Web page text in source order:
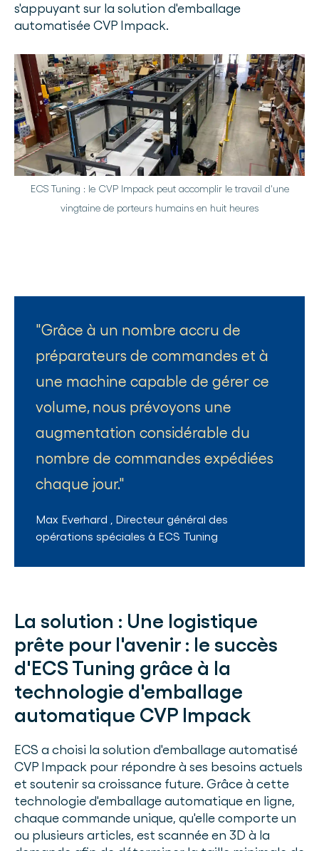
s'appuyant sur la solution d'emballage
automatisée CVP Impack.
ECS Tuning : le CVP Impack peut accomplir le travail d'une
vingtaine de porteurs humains en huit heures
Grâce à un nombre accru de
préparateurs de commandes et à
une machine capable de gérer ce
volume, nous prévoyons une
augmentation considérable du
nombre de commandes expédiées
chaque jour.
Max Everhard , Directeur général des
opérations spéciales à ECS Tuning
La solution : Une logistique
prête pour l'avenir : le succès
d'ECS Tuning grâce à la
technologie d'emballage
automatique CVP Impack
ECS a choisi la solution d'emballage automatisé
CVP Impack pour répondre à ses besoins actuels
et soutenir sa croissance future. Grâce à cette
technologie d'emballage automatique en ligne,
chaque commande unique, qu'elle comporte un
ou plusieurs articles, est scannée en 3D à la